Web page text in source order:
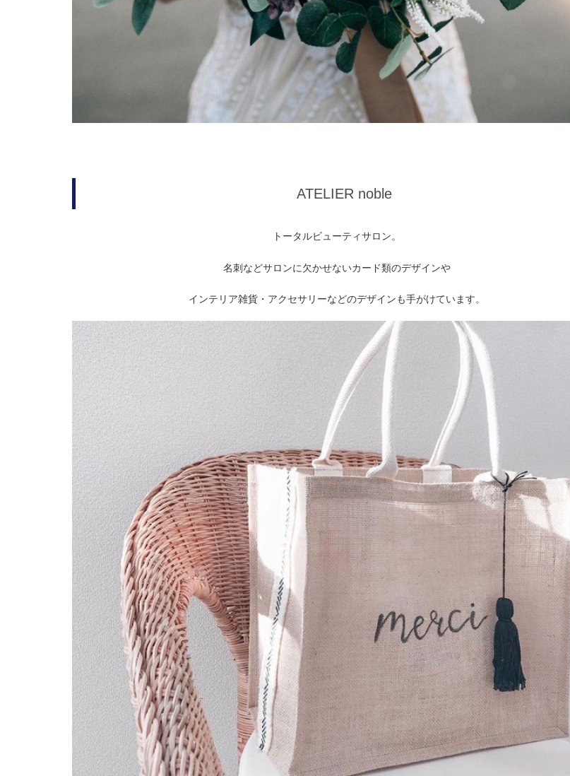
ATELIER noble
トータルビューティサロン。
名刺などサロンに欠かせないカード類のデザインや
インテリア雑貨・アクセサリーなどのデザインも手がけています。